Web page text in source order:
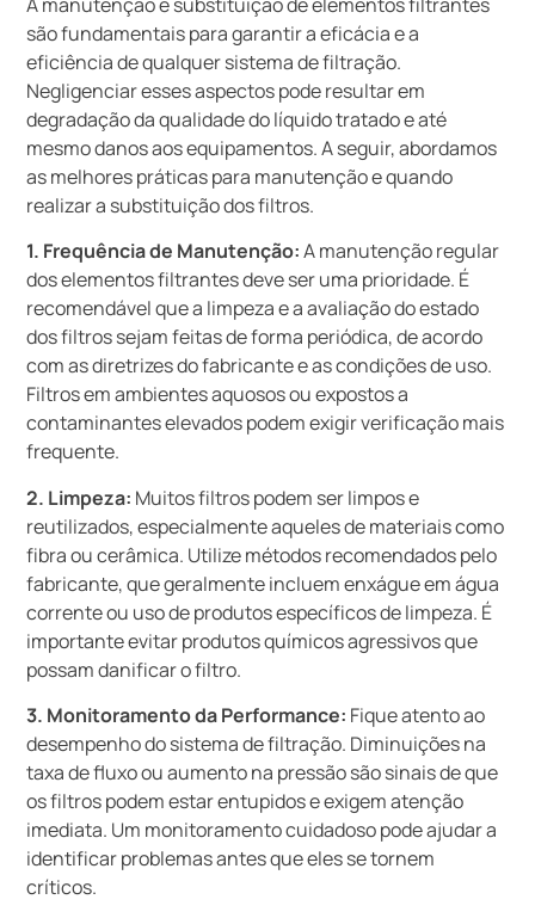
são fundamentais para garantir a eficácia e a
eficiência de qualquer sistema de filtração.
Negligenciar esses aspectos pode resultar em
degradação da qualidade do líquido tratado e até
mesmo danos aos equipamentos. A seguir, abordamos
as melhores práticas para manutenção e quando
realizar a substituição dos filtros.
1. Frequência de Manutenção:A manutenção regular
dos elementos filtrantes deve ser uma prioridade. É
recomendável que a limpeza e a avaliação do estado
dos filtros sejam feitas de forma periódica, de acordo
com as diretrizes do fabricante e as condições de uso.
Filtros em ambientes aquosos ou expostos a
contaminantes elevados podem exigir verificação mais
frequente.
2. Limpeza: Muitos filtros podem ser limpos e
reutilizados, especialmente aqueles de materiais como
fibra ou cerâmica. Utilize métodos recomendados pelo
fabricante, que geralmente incluem enxágue em água
corrente ou uso de produtos específicos de limpeza. É
importante evitar produtos químicos agressivos que
possam danificar o filtro.
3. Monitoramento da Performance: Fique atento ao
desempenho do sistema de filtração. Diminuições na
taxa de fluxo ou aumento na pressão são sinais de que
os filtros podem estar entupidos e exigem atenção
imediata. Um monitoramento cuidadoso pode ajudar a
identificar problemas antes que eles se tornem
críticos.